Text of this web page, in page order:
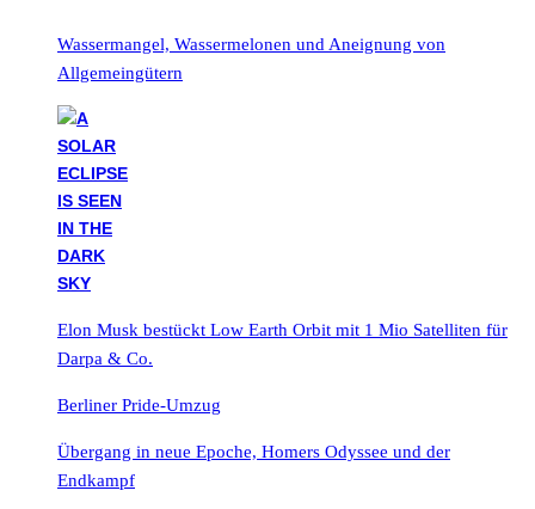
Wassermangel, Wassermelonen und Aneignung von
Allgemeingütern
Elon Musk bestückt Low Earth Orbit mit 1 Mio Satelliten für
Darpa & Co.
Berliner Pride-Umzug
Übergang in neue Epoche, Homers Odyssee und der
Endkampf